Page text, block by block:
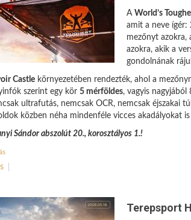
A World’s
amit a neve ígér:
mezőnyt azokra,
azokra, akik a
gondolnának
Castle környezetében rendezték, ahol a
szerint egy kör 5 mérföldes, vagyis
ultrafutás, nemcsak OCR, nemcsak éjszakai
közben néha mindenféle vicces akadályokat
Sándor abszolút 20., korosztályos 1.!
Terepsport